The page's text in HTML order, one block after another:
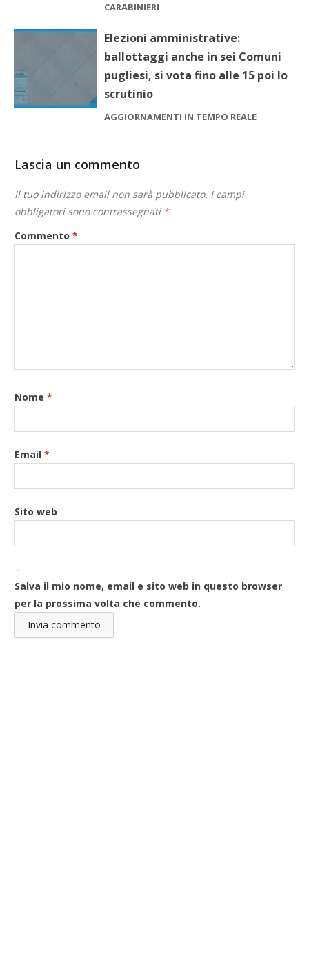
CARABINIERI
Elezioni amministrative:
ballottaggi anche in sei Comuni
pugliesi, si vota fino alle 15 poi lo
scrutinio
AGGIORNAMENTI IN TEMPO REALE
Lascia un commento
Il tuo indirizzo email non sarà pubblicato. I campi
obbligatori sono contrassegnati *
Commento*
Nome*
Email*
Sito web
Salva il mio nome, email e sito web in questo browser
per la prossima volta che commento.